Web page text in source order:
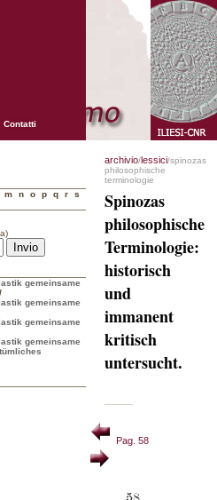
Contatti
m n o p q r
s
gemeinsame
/
gemeinsame
gemeinsame
gemeinsame
archivio/lessici/spinozas
philosophische
terminologie
Spinozas
philosophische
Terminologie:
historisch
und
immanent
kritisch
untersucht.
Pag. 58